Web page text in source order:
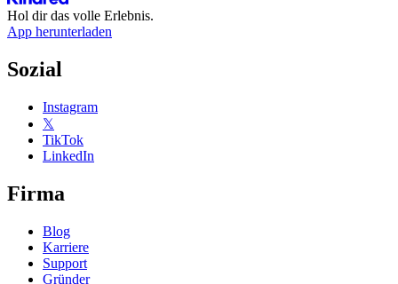
Hol dir das volle Erlebnis.
App herunterladen
Sozial
Instagram
𝕏
TikTok
LinkedIn
Firma
Blog
Karriere
Support
Gründer